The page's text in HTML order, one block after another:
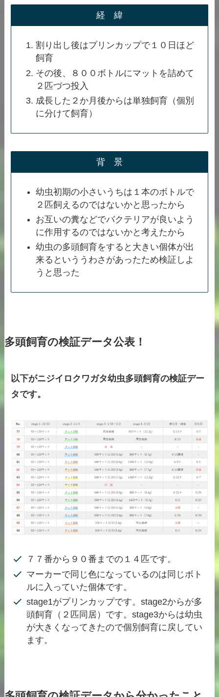
経 緯
割り出し後はプリンカップで１０日ほど
飼育
その後、８００ボトルにマットを詰めて
２匹づつ投入
成長した２か月後からは単独飼育（個別
に分けて飼育）
背 景
幼虫初期の小さいうちは１本のボトルで
２匹飼えるのではないかと思ったから
お互いの糞などでバクテリアが良いよう
に作用するのではないかと考えたから
幼虫の多頭飼育をすると大きい個体が出
来るといううわさがあったため検証しよ
うと思った
多頭飼育の検証データ公表！
以下がニジイロクワガタ幼虫多頭飼育の検証デー
タです。
７７番から９０番までの１４匹です。
マーカーで同じ色になっているのは同じボト
ルに入っていた個体です。
stage1がプリンカップです。stage2からが多
頭飼育（２匹同居）です。stage3からは幼虫
が大きくなってきたので個別飼育に戻してい
ます。